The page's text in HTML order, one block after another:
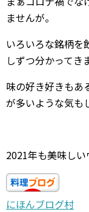
ませんが。
いろいろな銘柄を
しずつ分かってき
味の好き好きもあ
が多いような気も
2021年も美味しい
にほんブログ村